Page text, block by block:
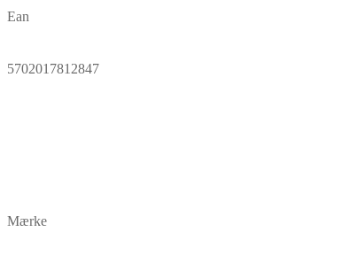
Ean
5702017812847
Mærke